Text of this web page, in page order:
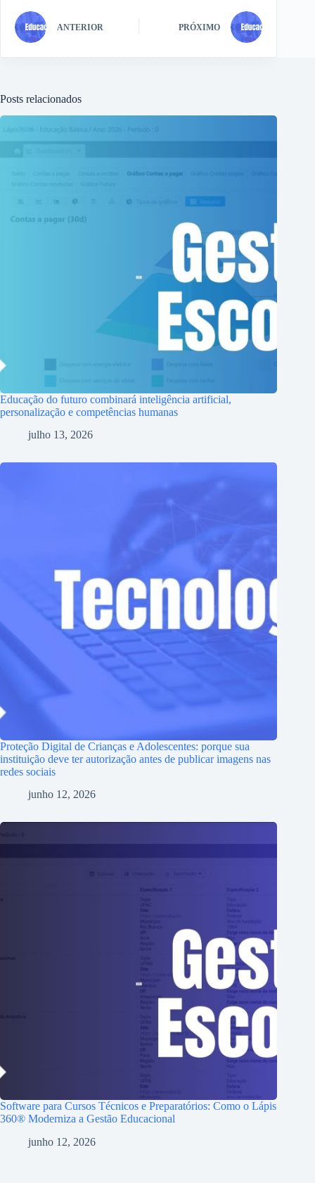
ANTERIOR PRÓXIMO
Posts relacionados
Educação do futuro combinará inteligência artificial,
personalização e competências humanas
julho 13, 2026
Proteção Digital de Crianças e Adolescentes: porque sua
instituição deve ter autorização antes de publicar imagens nas
redes sociais
junho 12, 2026
Software para Cursos Técnicos e Preparatórios: Como o Lápis
360® Moderniza a Gestão Educacional
junho 12, 2026